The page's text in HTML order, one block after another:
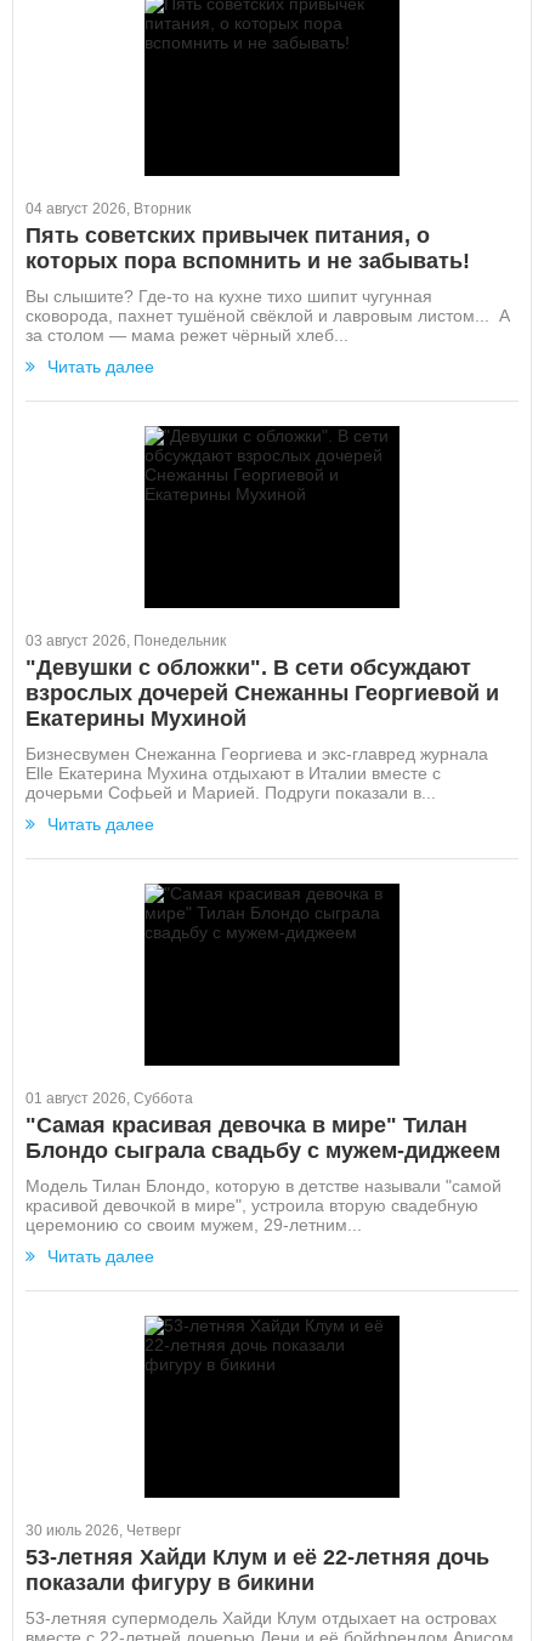
04 август 2026, Вторник
Пять советских привычек питания, о
которых пора вспомнить и не забывать!
Вы слышите? Где-то на кухне тихо шипит чугунная
сковорода, пахнет тушёной свёклой и лавровым листом... А
за столом — мама режет чёрный хлеб...
Читать далее
03 август 2026, Понедельник
"Девушки с обложки". В сети обсуждают
взрослых дочерей Снежанны Георгиевой и
Екатерины Мухиной
Бизнесвумен Снежанна Георгиева и экс-главред журнала
Elle Екатерина Мухина отдыхают в Италии вместе с
дочерьми Софьей и Марией. Подруги показали в...
Читать далее
01 август 2026, Суббота
"Самая красивая девочка в мире" Тилан
Блондо сыграла свадьбу с мужем-диджеем
Модель Тилан Блондо, которую в детстве называли "самой
красивой девочкой в мире", устроила вторую свадебную
церемонию со своим мужем, 29-летним...
Читать далее
30 июль 2026, Четверг
53-летняя Хайди Клум и её 22-летняя дочь
показали фигуру в бикини
53-летняя супермодель Хайди Клум отдыхает на островах